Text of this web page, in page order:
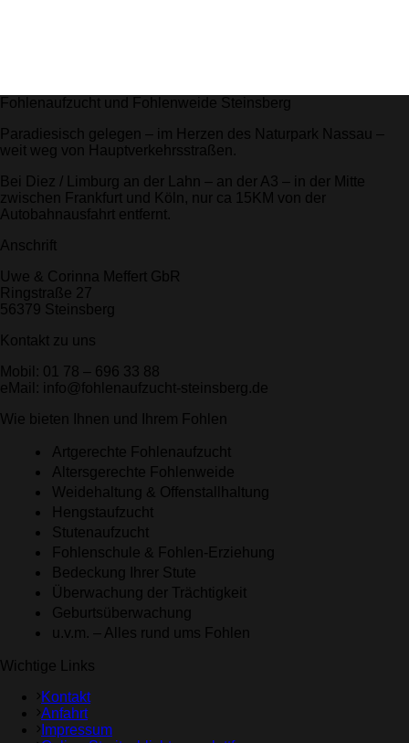
Fohlenaufzucht und Fohlenweide Steinsberg
Paradiesisch gelegen – im Herzen des Naturpark Nassau –
weit weg von Hauptverkehrsstraßen.
Bei Diez / Limburg an der Lahn – an der A3 – in der Mitte
zwischen Frankfurt und Köln, nur ca 15KM von der
Autobahnausfahrt entfernt.
Anschrift
Uwe & Corinna Meffert GbR
Ringstraße 27
56379 Steinsberg
Kontakt zu uns
Mobil: 01 78 – 696 33 88
eMail: info@fohlenaufzucht-steinsberg.de
Wie bieten Ihnen und Ihrem Fohlen
Artgerechte Fohlenaufzucht
Altersgerechte Fohlenweide
Weidehaltung & Offenstallhaltung
Hengstaufzucht
Stutenaufzucht
Fohlenschule & Fohlen-Erziehung
Bedeckung Ihrer Stute
Überwachung der Trächtigkeit
Geburtsüberwachung
u.v.m. – Alles rund ums Fohlen
Wichtige Links
Kontakt
Anfahrt
Impressum